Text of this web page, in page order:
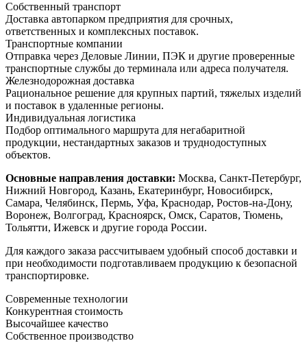
Собственный транспорт
Доставка автопарком предприятия для срочных,
ответственных и комплексных поставок.
Транспортные компании
Отправка через Деловые Линии, ПЭК и другие проверенные
транспортные службы до терминала или адреса получателя.
Железнодорожная доставка
Рациональное решение для крупных партий, тяжелых изделий
и поставок в удаленные регионы.
Индивидуальная логистика
Подбор оптимального маршрута для негабаритной
продукции, нестандартных заказов и труднодоступных
объектов.
Основные направления доставки: Москва, Санкт-Петербург,
Нижний Новгород, Казань, Екатеринбург, Новосибирск,
Самара, Челябинск, Пермь, Уфа, Краснодар, Ростов-на-Дону,
Воронеж, Волгоград, Красноярск, Омск, Саратов, Тюмень,
Тольятти, Ижевск и другие города России.
Для каждого заказа рассчитываем удобный способ доставки и
при необходимости подготавливаем продукцию к безопасной
транспортировке.
Современные технологии
Конкурентная стоимость
Высочайшее качество
Собственное производство